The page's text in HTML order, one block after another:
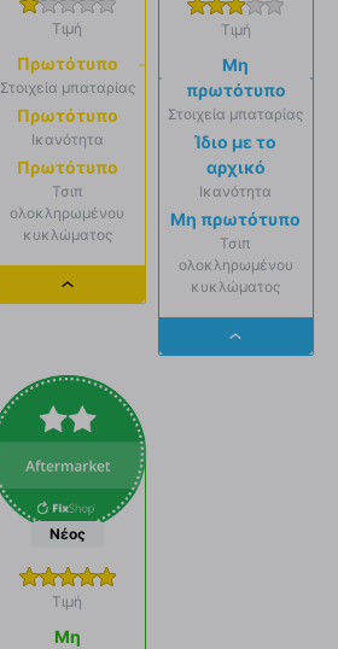
Τιμή
Πρωτότυπο
Στοιχεία μπαταρίας
Πρωτότυπο
Ικανότητα
Πρωτότυπο
Τσιπ
ολοκληρωμένου
κυκλώματος
Dropdown
Τιμή
Μη
πρωτότυπο
Στοιχεία μπαταρίας
Ίδιο με το
αρχικό
Ικανότητα
Μη πρωτότυπο
Τσιπ
ολοκληρωμένου
κυκλώματος
Dropdown
Νέος
Τιμή
Μη